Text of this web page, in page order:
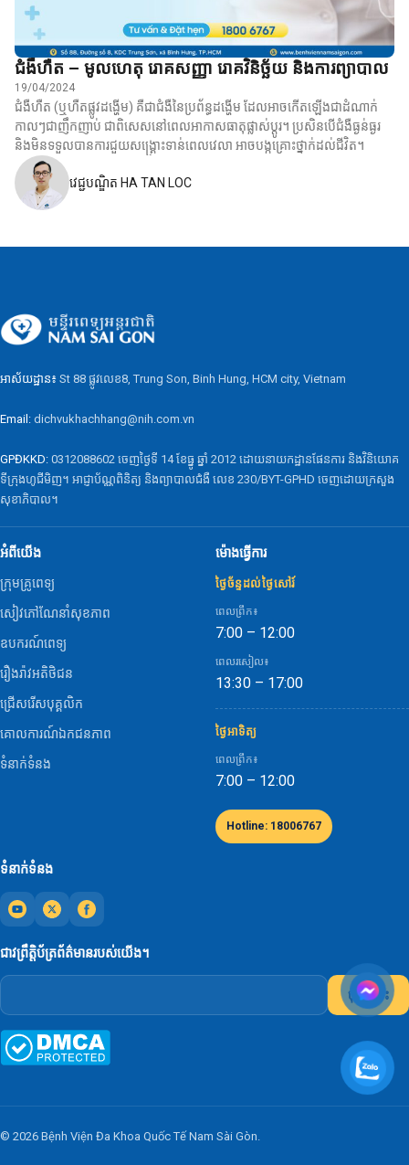
ជំងឺហឺត – មូលហេតុ រោគសញ្ញា រោគវិនិច្ឆ័យ និងការព្យាបាល
19/04/2024
ជំងឺហឺត (ឬហឺតផ្លូវដង្ហើម) គឺជាជំងឺនៃប្រព័ន្ធដង្ហើម ដែលអាចកើតឡើងជាដំណាក់
កាលៗជាញឹកញាប់ ជាពិសេសនៅពេលអាកាសធាតុផ្លាស់ប្តូរ។ ប្រសិនបើជំងឺធ្ងន់ធ្ងរ
និងមិនទទួលបានការជួយសង្គ្រោះទាន់ពេលវេលា អាចបង្កគ្រោះថ្នាក់ដល់ជីវិត។
វេជ្ជបណ្ឌិត HA TAN LOC
អាស័យដ្ឋាន៖ St 88 ផ្លូវលេខ8, Trung Son, Binh Hung, HCM city, Vietnam
Email: dichvukhachhang@nih.com.vn
GPĐKKD: 0312088602 ចេញថ្ងៃទី 14 ខែធ្នូ ឆ្នាំ 2012 ដោយនាយកដ្ឋានផែនការ និងវិនិយោគ
ទីក្រុងហូជីមិញ។ អាជ្ញាប័ណ្ណពិនិត្យ និងព្យាបាលជំងឺ លេខ 230/BYT-GPHD ចេញដោយក្រសួង
សុខាភិបាល។
ទំនាក់ទំនង
អំពីយើង
ក្រុមគ្រូពេទ្យ
សៀវភៅណែនាំសុខភាព
ឧបករណ៍ពេទ្យ
រឿងរ៉ាវអតិថិជន
ជ្រើសរើសបុគ្គលិក
គោលការណ៍ឯកជនភាព
ទំនាក់ទំនង
ម៉ោងធ្វើការ
ថ្ងៃច័ន្ទដល់ថ្ងៃសៅរ៍
ពេលព្រឹក៖
7:00 – 12:00
ពេលរសៀល៖
13:30 – 17:00
ថ្ងៃអាទិត្យ
ពេលព្រឹក៖
7:00 – 12:00
Hotline: 18006767
ជាវព្រឹត្តិប័ត្រព័ត៌មានរបស់យើង។
ចុះឈ្មោះ
© 2026 Bệnh Viện Đa Khoa Quốc Tế Nam Sài Gòn.